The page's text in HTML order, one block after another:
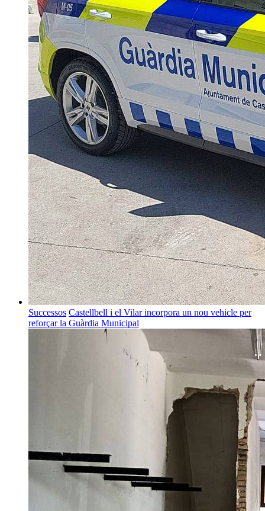
Successos Castellbell i el Vilar incorpora un nou vehicle per
reforçar la Guàrdia Municipal